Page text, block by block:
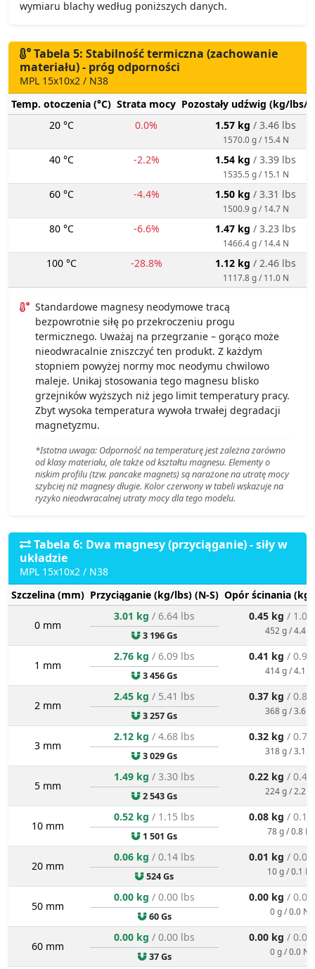
wymiaru blachy według poniższych danych.
Tabela 5: Stabilność termiczna (zachowanie
materiału) - próg odporności
MPL 15x10x2 / N38
Temp. otoczenia (°C) Strata mocy Pozostały udźwig (kg/lbs/
20 °C
0.0% 1.57 kg / 3.46 lbs
1570.0 g / 15.4 N
40 °C -2.2% 1.54 kg / 3.39 lbs
1535.5 g / 15.1 N
60 °C -4.4% 1.50 kg / 3.31 lbs
1500.9 g / 14.7 N
80 °C -6.6% 1.47 kg / 3.23 lbs
1466.4 g / 14.4 N
100 °C -28.8% 1.12 kg / 2.46 lbs
1117.8 g / 11.0 N
Standardowe magnesy neodymowe tracą
bezpowrotnie siłę po przekroczeniu progu
termicznego. Uważaj na przegrzanie – gorąco może
nieodwracalnie zniszczyć ten produkt. Z każdym
stopniem powyżej normy moc neodymu chwilowo
maleje. Unikaj stosowania tego magnesu blisko
grzejników wyższych niż jego limit temperatury pracy.
Zbyt wysoka temperatura wywoła trwałej degradacji
magnetyzmu.
*Istotna uwaga: Odporność na temperaturę jest zależna zarówno
od klasy materiału, ale także od kształtu magnesu. Elementy o
niskim profilu (tzw. pancake magnets) są narażone na utratę mocy
szybciej niż magnesy długie. Kolor czerwony w tabeli wskazuje na
ryzyko nieodwracalnej utraty mocy dla tego modelu.
Tabela 6: Dwa magnesy (przyciąganie) - siły w
układzie
MPL 15x10x2 / N38
Szczelina (mm) Przyciąganie (kg/lbs) (N-S) Opór ścinania
0 mm
3.01 kg / 6.64 lbs
3 196 Gs
0.45 kg /
452 g / 4.4 N
1 mm
2.76 kg / 6.09 lbs
3 456 Gs
0.41 kg /
414 g / 4.1 N
2 mm
2.45 kg / 5.41 lbs
3 257 Gs
0.37 kg /
368 g / 3.6 N
3 mm
2.12 kg / 4.68 lbs
3 029 Gs
0.32 kg /
318 g / 3.1 N
5 mm
1.49 kg / 3.30 lbs
2 543 Gs
0.22 kg /
224 g / 2.2 N
10 mm
0.52 kg / 1.15 lbs
1 501 Gs
0.08 kg /
78 g / 0.8 N
20 mm
0.06 kg / 0.14 lbs
524 Gs
0.01 kg /
10 g / 0.1 N
50 mm
0.00 kg / 0.00 lbs
60 Gs
0.00 kg /
0 g / 0.0 N
60 mm
0.00 kg / 0.00 lbs
37 Gs
0.00 kg /
0 g / 0.0 N